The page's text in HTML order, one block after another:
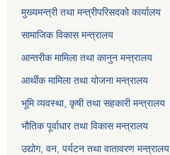
मुख्यमन्त्री तथा मन्त्रीपरिसदको कार्यालय
सामाजिक विकास मन्त्रालय
आन्तरीक मामिला तथा कानुन मन्त्रालय
आर्थीक मामिला तथा योजना मन्त्रालय
भूमि व्यवस्था, कृषी तथा सहकारी मन्त्रालय
भौतिक पूर्वाधार तथा विकास मन्त्रालय
उद्योग, वन, पर्यटन तथा वातावरण मन्त्रालय